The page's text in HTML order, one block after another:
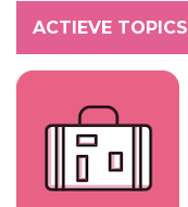
ACTIEVE TOPICS